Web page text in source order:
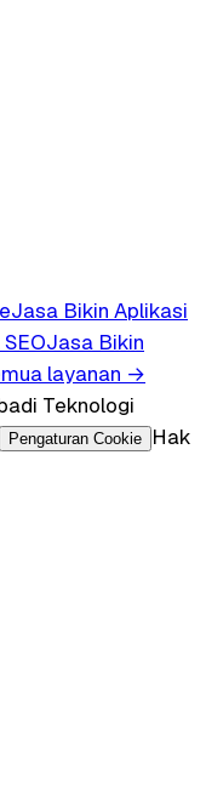
Jasa Bikin Aplikasi
Jasa Bikin
layanan →
Teknologi
Pengaturan Cookie
Hak